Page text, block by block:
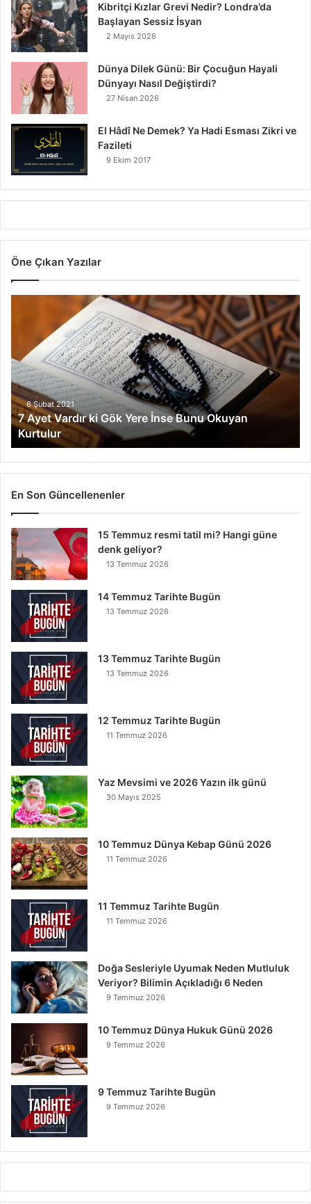
Kibritçi Kızlar Grevi Nedir? Londra’da
Başlayan Sessiz İsyan
2 Mayıs 2026
Dünya Dilek Günü: Bir Çocuğun Hayali
Dünyayı Nasıl Değiştirdi?
27 Nisan 2026
El Hâdî Ne Demek? Ya Hadi Esması Zikri ve
Fazileti
9 Ekim 2017
Öne Çıkan Yazılar
t
V
a
r
d
r
k
i
G
Y
e
r
e
İ
n
s
B
u
n
k
a
n
K
u
r
t
u
l
u
r
6 Şubat 2021
7 Ayet Vardır ki Gök Yere İnse Bunu Okuyan
Kurtulur
En Son Güncellenenler
15 Temmuz resmi tatil mi? Hangi güne
denk geliyor?
13 Temmuz 2026
14 Temmuz Tarihte Bugün
13 Temmuz 2026
13 Temmuz Tarihte Bugün
13 Temmuz 2026
12 Temmuz Tarihte Bugün
11 Temmuz 2026
Yaz Mevsimi ve 2026 Yazın ilk günü
30 Mayıs 2025
10 Temmuz Dünya Kebap Günü 2026
11 Temmuz 2026
11 Temmuz Tarihte Bugün
11 Temmuz 2026
Doğa Sesleriyle Uyumak Neden Mutluluk
Veriyor? Bilimin Açıkladığı 6 Neden
9 Temmuz 2026
10 Temmuz Dünya Hukuk Günü 2026
9 Temmuz 2026
9 Temmuz Tarihte Bugün
9 Temmuz 2026